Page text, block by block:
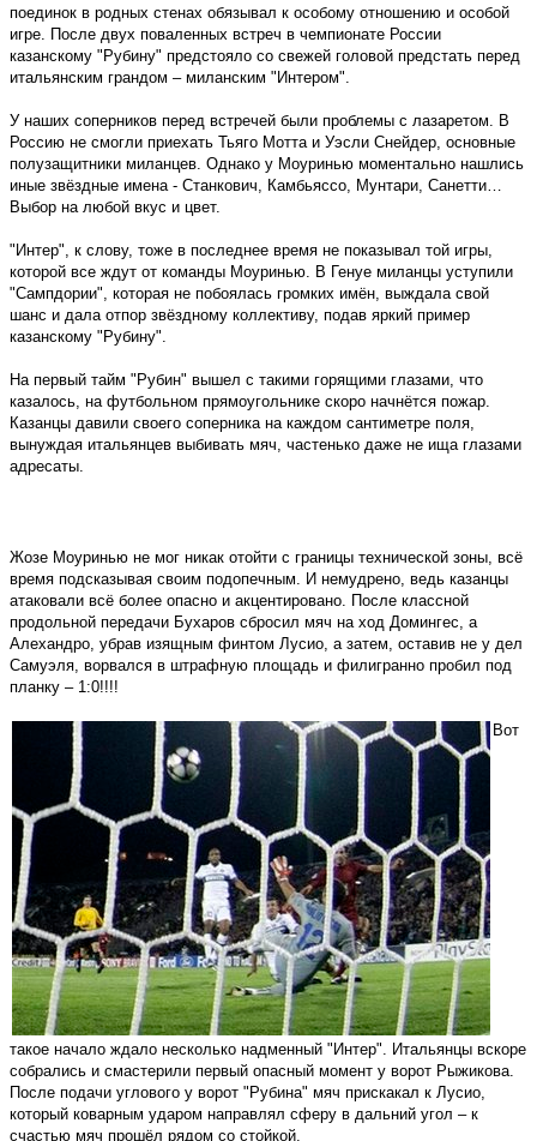
поединок в родных стенах обязывал к особому отношению и особой
игре. После двух поваленных встреч в чемпионате России
казанскому "Рубину" предстояло со свежей головой предстать перед
итальянским грандом – миланским "Интером".
У наших соперников перед встречей были проблемы с лазаретом. В
Россию не смогли приехать Тьяго Мотта и Уэсли Снейдер, основные
полузащитники миланцев. Однако у Моуринью моментально нашлись
иные звёздные имена - Станкович, Камбьяссо, Мунтари, Санетти…
Выбор на любой вкус и цвет.
"Интер", к слову, тоже в последнее время не показывал той игры,
которой все ждут от команды Моуринью. В Генуе миланцы уступили
"Сампдории", которая не побоялась громких имён, выждала свой
шанс и дала отпор звёздному коллективу, подав яркий пример
казанскому "Рубину".
На первый тайм "Рубин" вышел с такими горящими глазами, что
казалось, на футбольном прямоугольнике скоро начнётся пожар.
Казанцы давили своего соперника на каждом сантиметре поля,
вынуждая итальянцев выбивать мяч, частенько даже не ища глазами
адресаты.
Жозе Моуринью не мог никак отойти с границы технической зоны, всё
время подсказывая своим подопечным. И немудрено, ведь казанцы
атаковали всё более опасно и акцентировано. После классной
продольной передачи Бухаров сбросил мяч на ход Домингес, а
Алехандро, убрав изящным финтом Лусио, а затем, оставив не у дел
Самуэля, ворвался в штрафную площадь и филигранно пробил под
планку – 1:0!!!!
Вот
такое начало ждало несколько надменный "Интер". Итальянцы вскоре
собрались и смастерили первый опасный момент у ворот Рыжикова.
После подачи углового у ворот "Рубина" мяч прискакал к Лусио,
который коварным ударом направлял сферу в дальний угол – к
счастью мяч прошёл рядом со стойкой.